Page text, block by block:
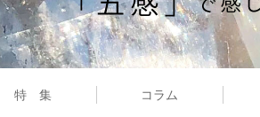
特 集 コラム